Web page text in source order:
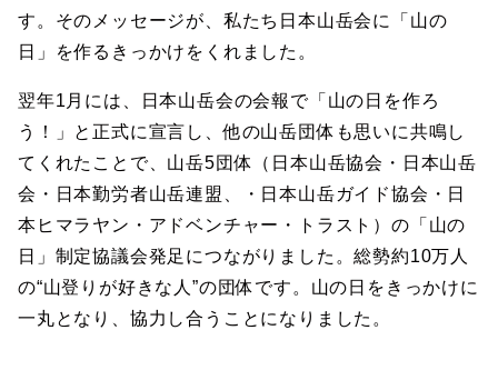
す。そのメッセージが、私たち日本山岳会に「山の
日」を作るきっかけをくれました。
翌年1月には、日本山岳会の会報で「山の日を作ろ
う！」と正式に宣言し、他の山岳団体も思いに共鳴し
てくれたことで、山岳5団体（日本山岳協会・日本山岳
会・日本勤労者山岳連盟、・日本山岳ガイド協会・日
本ヒマラヤン・アドベンチャー・トラスト）の「山の
日」制定協議会発足につながりました。総勢約10万人
の“山登りが好きな人”の団体です。山の日をきっかけに
一丸となり、協力し合うことになりました。